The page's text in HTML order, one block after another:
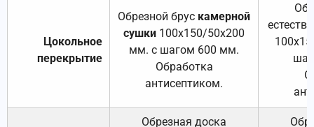
Цокольное
перекрытие
Обрезной брус камерной
сушки 100х150/50х200
мм. с шагом 600 мм.
Обработка
антисептиком.
Обрезная доска